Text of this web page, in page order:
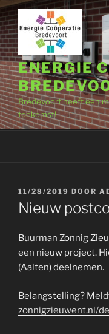
Ga
naar
de
inhoud
ENERGIE
Bredevoort heeft een
toekomst!
GEPLAATST
OP
11/28/2019 DOOR
Nieuw
Buurman Zonnig
een nieuw project.
(Aalten) deelnemen.
Belangstelling?
zonnigzieuwent.nl/